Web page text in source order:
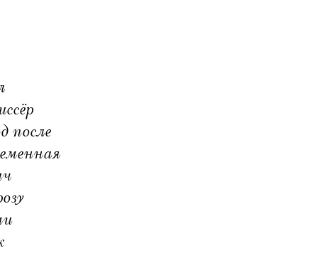
после